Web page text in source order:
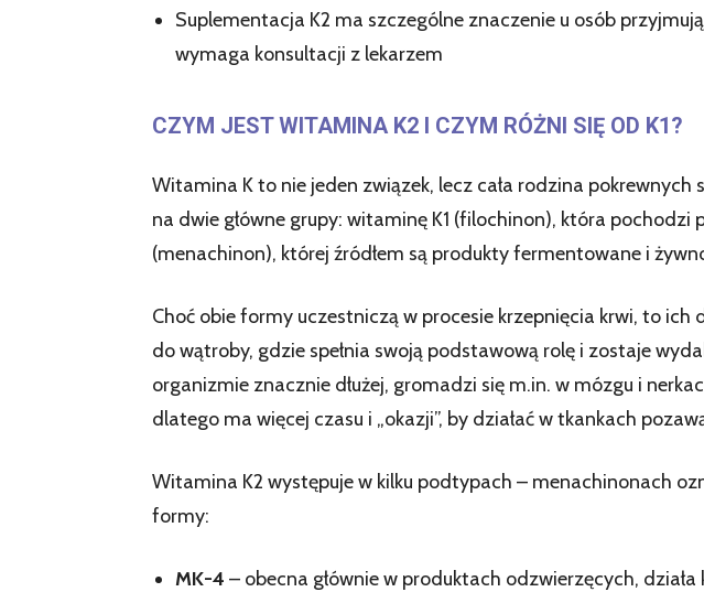
Suplementacja K2 ma szczególne znaczenie u osób
wymaga konsultacji z lekarzem
CZYM JEST WITAMINA K2 I CZYM RÓŻNI SIĘ OD K1?
Witamina K to nie jeden związek, lecz cała rodzina
na dwie główne grupy: witaminę K1 (filochinon), która
(menachinon), której źródłem są produkty fermentowane i
Choć obie formy uczestniczą w procesie krzepnięcia krwi, to
do wątroby, gdzie spełnia swoją podstawową rolę i zostaje
organizmie znacznie dłużej, gromadzi się m.in. w mózgu i
dlatego ma więcej czasu i „okazji”, by działać w tkankach
Witamina K2 występuje w kilku podtypach – menachinonach
formy:
MK-4 – obecna głównie w produktach odzwierzęcych, działa